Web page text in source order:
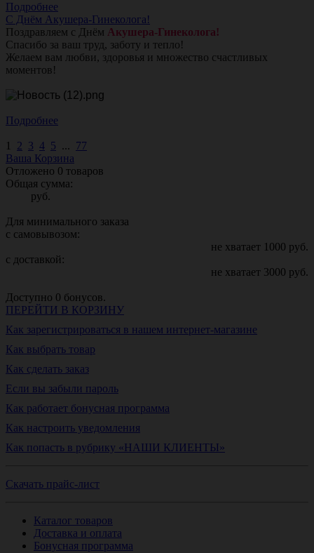
Подробнее
С Днём Акушера-Гинеколога!
Поздравляем с Днём Акушера-Гинеколога!
Спасибо за ваш труд, заботу и тепло!
Желаем вам любви, здоровья и множество счастливых
моментов!
Подробнее
1 2 3 4 5 ... 77
Ваша Корзина
Отложено 0 товаров
Общая сумма:
руб.
Для минимального заказа
с самовывозом:
не хватает 1000 руб.
с доставкой:
не хватает 3000 руб.
Доступно 0 бонусов.
ПЕРЕЙТИ В КОРЗИНУ
Как зарегистрироваться в нашем интернет-магазине
Как выбрать товар
Как сделать заказ
Если вы забыли пароль
Как работает бонусная программа
Как настроить уведомления
Как попасть в рубрику «НАШИ КЛИЕНТЫ»
Скачать прайс-лист
Каталог товаров
Доставка и оплата
Бонусная программа